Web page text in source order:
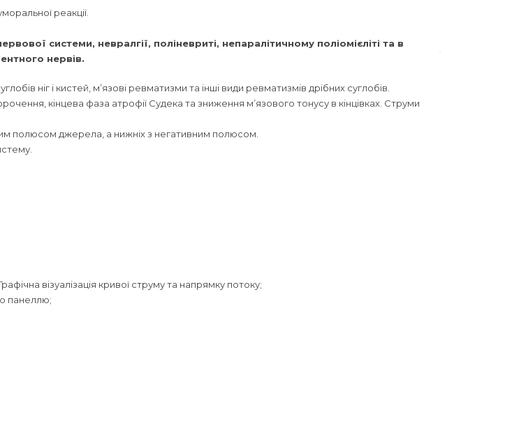
реакції.
системи, невралгії, поліневриті, непаралітичному поліомієліті та в
нервів.
ніг і кистей, м’язові ревматизми та інші види ревматизмів дрібних суглобів.
кінцева фаза атрофії Судека та зниження м’язового тонусу в кінцівках. Струми
полюсом джерела, а нижніх з негативним полюсом.
візуалізація кривої струму та напрямку потоку;
панеллю;